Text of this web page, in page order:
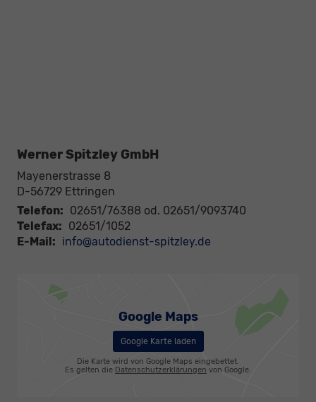
Werner Spitzley GmbH
Mayenerstrasse 8
D-56729 Ettringen
Telefon: 02651/76388 od. 02651/9093740
Telefax: 02651/1052
E-Mail: info@autodienst-spitzley.de
Google Maps
Google Karte laden
Die Karte wird von Google Maps eingebettet.
Es gelten die Datenschutzerklärungen von Google.